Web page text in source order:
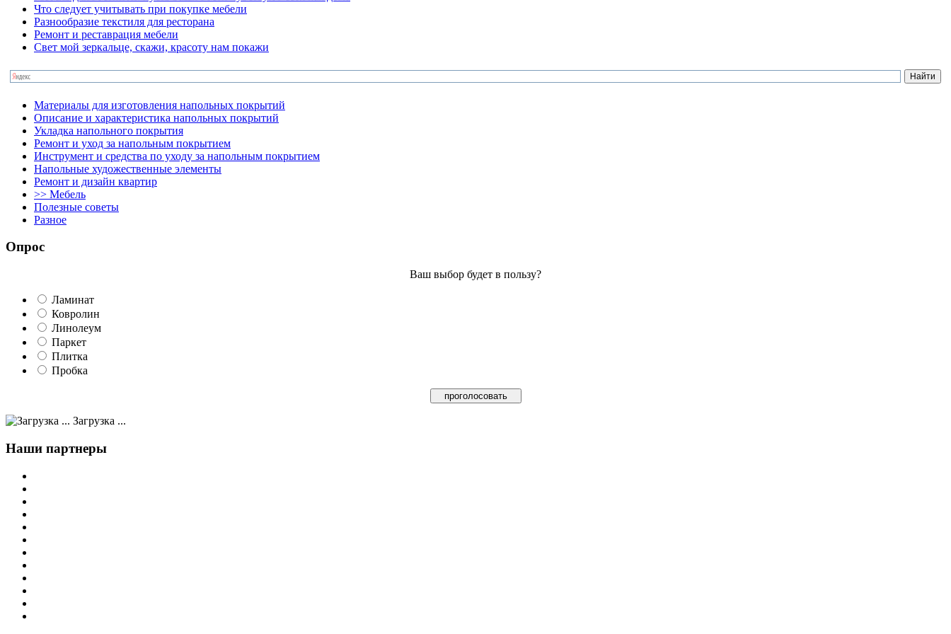
Что следует учитывать при покупке мебели
Разнообразие текстиля для ресторана
Ремонт и реставрация мебели
Свет мой зеркальце, скажи, красоту нам покажи
Материалы для изготовления напольных покрытий
Описание и характеристика напольных покрытий
Укладка напольного покрытия
Ремонт и уход за напольным покрытием
Инструмент и средства по уходу за напольным покрытием
Напольные художественные элементы
Ремонт и дизайн квартир
>> Мебель
Полезные советы
Разное
Опрос
Ваш выбор будет в пользу?
Ламинат
Ковролин
Линолеум
Паркет
Плитка
Пробка
Загрузка ...
Наши партнеры